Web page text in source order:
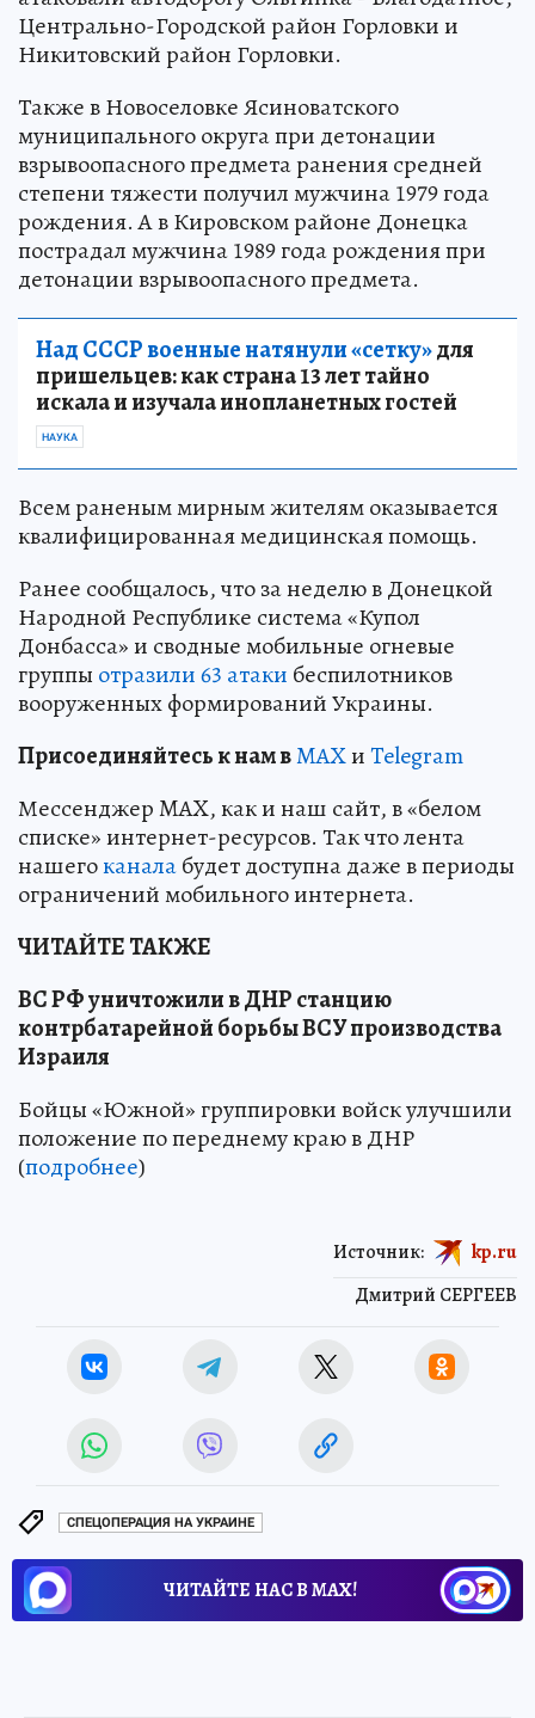
Центрально-Городской район Горловки и
Никитовский район Горловки.
Также в Новоселовке Ясиноватского
муниципального округа при детонации
взрывоопасного предмета ранения средней
степени тяжести получил мужчина 1979 года
рождения. А в Кировском районе Донецка
пострадал мужчина 1989 года рождения при
детонации взрывоопасного предмета.
Над СССР военные натянули «сетку»для
пришельцев: как страна 13 лет тайно
искала и изучала инопланетных гостей
НАУКА
Всем раненым мирным жителям оказывается
квалифицированная медицинская помощь.
Ранее сообщалось, что за неделю в Донецкой
Народной Республике система «Купол
Донбасса» и сводные мобильные огневые
группы отразили 63 атаки беспилотников
вооруженных формирований Украины.
Присоединяйтесь к нам вMAXиTelegram
Мессенджер MAX, как и наш сайт, в «белом
списке» интернет-ресурсов. Так что лента
нашегоканалабудет доступна даже в периоды
ограничений мобильного интернета.
ЧИТАЙТЕ ТАКЖЕ
ВС РФ уничтожили в ДНР станцию
контрбатарейной борьбы ВСУ производства
Израиля
Бойцы «Южной» группировки войск улучшили
положение по переднему краю в ДНР
(подробнее)
Дмитрий СЕРГЕЕВ
Источник: kp.ru
СПЕЦОПЕРАЦИЯ НА УКРАИНЕ
ЧИТАЙТЕ НАС В МАХ!